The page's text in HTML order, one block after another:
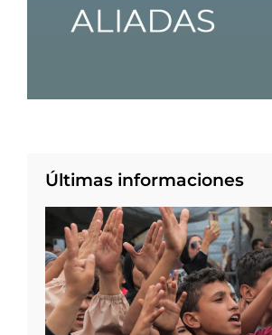
Últimas informaciones